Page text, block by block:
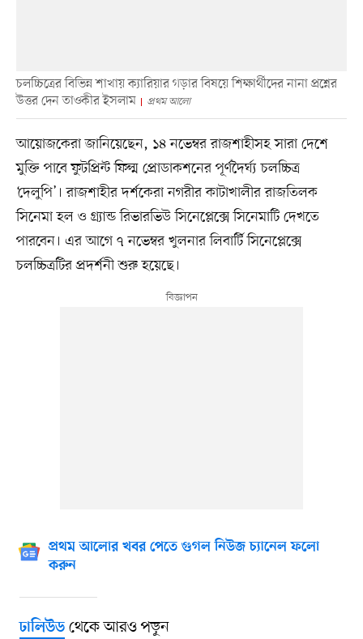
চলচ্চিত্রের বিভিন্ন শাখায় ক্যারিয়ার গড়ার বিষয়ে শিক্ষার্থীদের নানা প্রশ্নের
উত্তর দেন তাওকীর ইসলাম
প্রথম আলো
আয়োজকেরা জানিয়েছেন, ১৪ নভেম্বর রাজশাহীসহ সারা দেশে
মুক্তি পাবে ফুটপ্রিন্ট ফিল্ম প্রোডাকশনের পূর্ণদৈর্ঘ্য চলচ্চিত্র
‘দেলুপি’। রাজশাহীর দর্শকেরা নগরীর কাটাখালীর রাজতিলক
সিনেমা হল ও গ্র্যান্ড রিভারভিউ সিনেপ্লেক্সে সিনেমাটি দেখতে
পারবেন। এর আগে ৭ নভেম্বর খুলনার লিবার্টি সিনেপ্লেক্সে
চলচ্চিত্রটির প্রদর্শনী শুরু হয়েছে।
প্রথম আলোর খবর পেতে গুগল নিউজ চ্যানেল ফলো
করুন
ঢালিউডথেকে আরও পড়ুন